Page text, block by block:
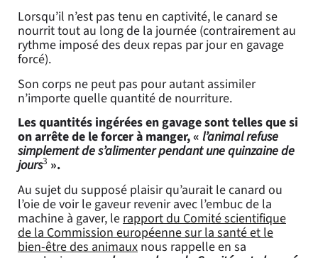
Lorsqu’il n’est pas tenu en captivité, le canard se
nourrit tout au long de la journée (contrairement au
rythme imposé des deux repas par jour en gavage
forcé).
Son corps ne peut pas pour autant assimiler
n’importe quelle quantité de nourriture.
Les quantités ingérées en gavage sont telles que si
on arrête de le forcer à manger, « l’animal refuse
simplement de s’alimenter pendant une quinzaine de
jours3 ».
Au sujet du supposé plaisir qu’aurait le canard ou
l’oie de voir le gaveur revenir avec l’embuc de la
machine à gaver, le rapportdu Comité scientifique
de la Commission européenne sur la santé et le
bien-être des animaux nous rappelle en sa